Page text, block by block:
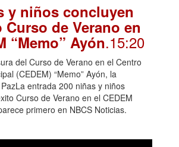
y niños concluyen
de Verano en
“Memo” Ayón.15:20
del Curso de Verano en el Centro
(CEDEM) “Memo” Ayón, la
entrada 200 niñas y niños
Curso de Verano en el CEDEM
primero en NBCS Noticias.